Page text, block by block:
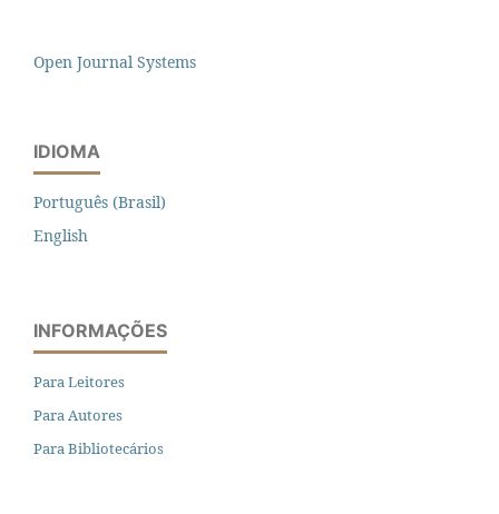
Open Journal Systems
IDIOMA
Português (Brasil)
English
INFORMAÇÕES
Para Leitores
Para Autores
Para Bibliotecários